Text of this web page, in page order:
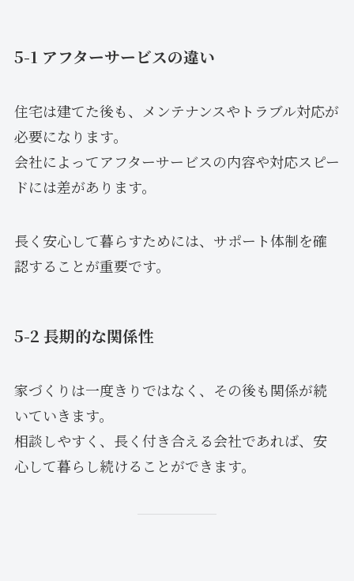
5-1 アフターサービスの違い
住宅は建てた後も、メンテナンスやトラブル対応が
必要になります。
会社によってアフターサービスの内容や対応スピー
ドには差があります。
長く安心して暮らすためには、サポート体制を確
認することが重要です。
5-2 長期的な関係性
家づくりは一度きりではなく、その後も関係が続
いていきます。
相談しやすく、長く付き合える会社であれば、安
心して暮らし続けることができます。